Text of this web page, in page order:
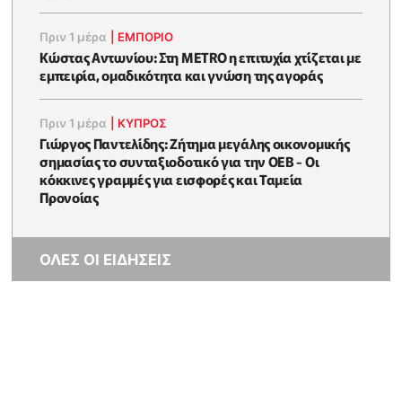
Πριν 1 μέρα ΕΜΠΟΡΙΟ
Κώστας Αντωνίου: Στη METRO η επιτυχία χτίζεται με
εμπειρία, ομαδικότητα και γνώση της αγοράς
Πριν 1 μέρα ΚΥΠΡΟΣ
Γιώργος Παντελίδης: Ζήτημα μεγάλης οικονομικής
σημασίας το συνταξιοδοτικό για την ΟΕΒ - Οι
κόκκινες γραμμές για εισφορές και Ταμεία
Προνοίας
ΟΛΕΣ ΟΙ ΕΙΔΗΣΕΙΣ